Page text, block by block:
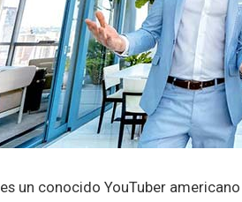
es un conocido YouTuber